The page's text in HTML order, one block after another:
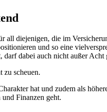
all diejenigen, die im
und so eine
dabei auch nicht außer Acht
zu scheuen.
hat und zudem als
Finanzen geht.